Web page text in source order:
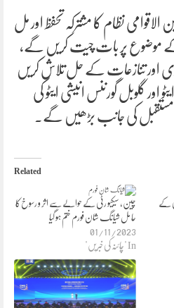
نظام کا مشترکہ تحفظ اور مل
موضوع پر بات چیت کریں گے،
اور تنازعات کے حل تلاش کریں
اور گلوبل گورننس انیشی ایٹو کی
مستقبل کی جانب بڑھیں گے۔
Related
چین، سیکیو رٹی کے حوالے سے اثر و رسوخ کا
حا مل شیانگ شان فورم ختم ہو گیا
01/11/2023
In "چائنہ کی خبریں"
کے